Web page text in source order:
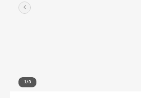
1/8